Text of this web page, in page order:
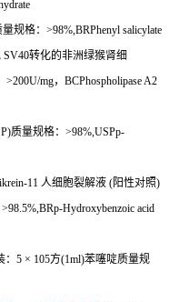
规格： >98%,BRPhenyl salicylate
SV40转化的非洲绿猴肾细
>200U/mg， BCPhospholipase A2
质量规格： >98%,USPp-
11 人细胞裂解液 (阳性对照)
>98.5%,BRp-Hydroxybenzoic acid
5 × 105方(1ml)苯噻啶质量规